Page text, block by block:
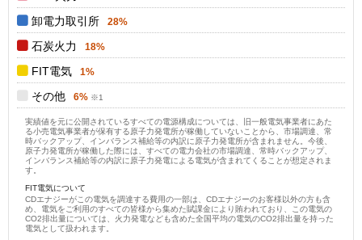
卸電力取引所 28%
石炭火力 18%
FIT電気 1%
その他 6%
実績値を元に公開されているすべての電源構成については、旧一般電気事業者にあた
る小売電気事業者が保有する原子力発電所が稼働していないことから、市場調達、常
時バックアップ、インバランス補給等の内訳に原子力発電所が含まれません。今後、
原子力発電所が稼働した際には、すべての電力会社の市場調達、常時バックアップ、
インバランス補給等の内訳に原子力発電による電気が含まれてくることが想定されま
す。
FIT電気について
CDエナジーがこの電気を調達する費用の一部は、CDエナジーのお客様以外の方も含
め、電気をご利用のすべての皆様から集めた賦課金により賄われており、この電気の
CO2排出量については、火力発電なども含めた全国平均の電気のCO2排出量を持った
電気として扱われます。